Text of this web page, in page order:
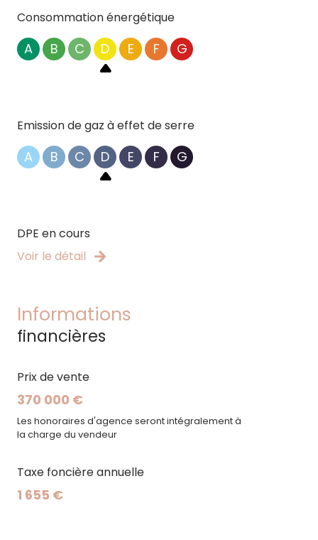
Consommation énergétique
A B C D E F G
Emission de gaz à effet de serre
A B C D E F G
DPE en cours
Voir le détail
Informations
financières
Prix de vente
370 000 €
Les honoraires d'agence seront intégralement à
la charge du vendeur
Taxe foncière annuelle
1 655 €